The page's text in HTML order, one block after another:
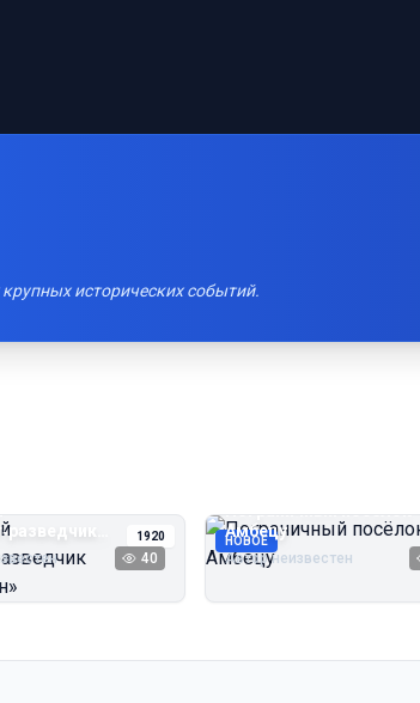
исторических событий.
1920
40
НОВОЕ
Пограничный посёлок
Амбецу
Автор неизвестен